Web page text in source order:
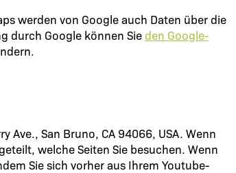
werden von Google auch Daten über die
durch Google können Sie den Google-
Ave., San Bruno, CA 94066, USA. Wenn
welche Seiten Sie besuchen. Wenn
Sie sich vorher aus Ihrem Youtube-